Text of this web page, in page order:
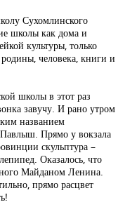
Сухомлинского
школы как дома и
культуры, только
человека, книги и
школы в этот раз
завучу. И рано утром
названием
Павлыш. Прямо у вокзала
скульптура –
Оказалось, что
Майданом Ленина.
прямо расцвет